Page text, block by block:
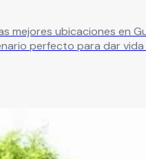
ubicaciones en
perfecto para dar vida